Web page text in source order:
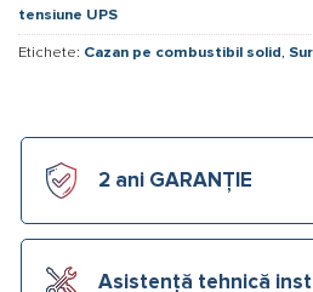
tensiune UPS
Etichete: Cazan pe combustibil solid,
2 ani GARANȚIE
Asistență tehnică